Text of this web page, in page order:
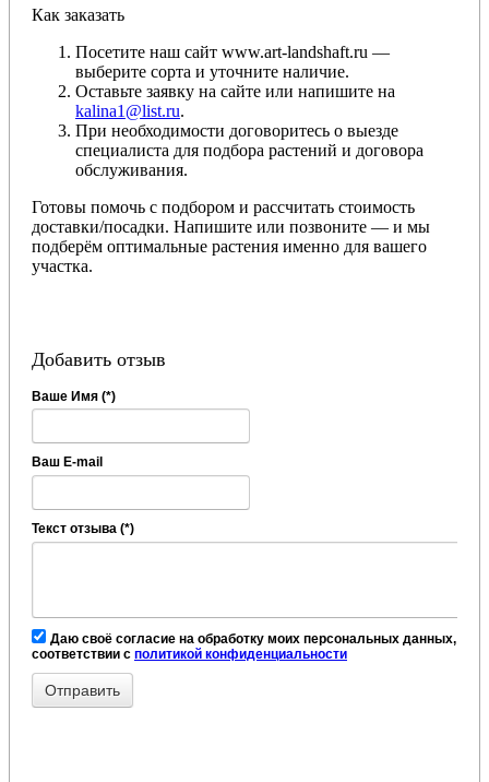
Как заказать
Посетите наш сайт www.art-landshaft.ru —
выберите сорта и уточните наличие.
Оставьте заявку на сайте или напишите на
kalina1@list.ru.
При необходимости договоритесь о выезде
специалиста для подбора растений и договора
обслуживания.
Готовы помочь с подбором и рассчитать стоимость
доставки/посадки. Напишите или позвоните — и мы
подберём оптимальные растения именно для вашего
участка.
Добавить отзыв
Ваше Имя (*)
Ваш E-mail
Текст отзыва (*)
Даю своё согласие на обработку моих персональных данных, в
соответствии с политикой конфиденциальности